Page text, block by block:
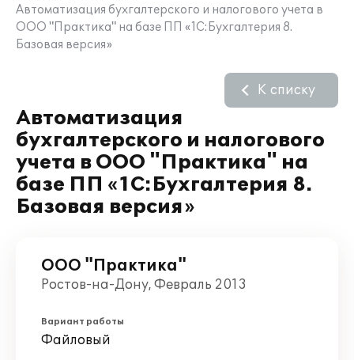
Автоматизация бухгалтерского и налогового учета в
ООО "Практика" на базе ПП «1С:Бухгалтерия 8.
Базовая версия»
Автоматизация
бухгалтерского и налогового
учета в ООО "Практика" на
базе ПП «1С:Бухгалтерия 8.
Базовая версия»
К списку
ООО "Практика"
Ростов-на-Дону, Февраль 2013
Вариант работы
Файловый